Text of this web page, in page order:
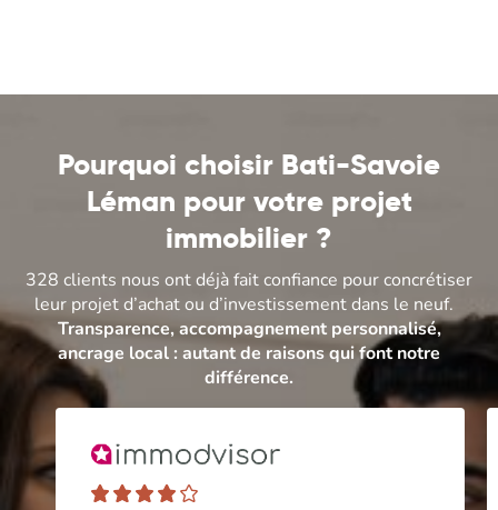
Pourquoi choisir Bati-Savoie
Léman pour votre projet
immobilier ?
328 clients nous ont déjà fait confiance pour concrétiser
leur projet d’achat ou d’investissement dans le neuf.
Transparence, accompagnement personnalisé,
ancrage local : autant de raisons qui font notre
différence.
Note